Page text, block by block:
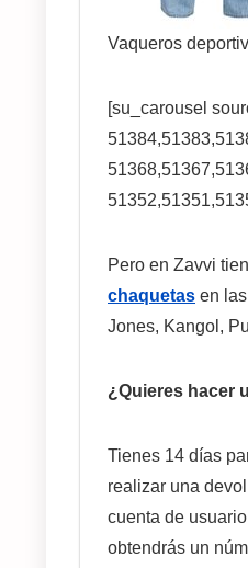
Vaqueros
[su_carousel
Pero en Zavvi
chaquetas en
Jones, Kangol,
¿Quieres hacer
Tienes 14 días
realizar una
cuenta de
obtendrás un